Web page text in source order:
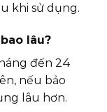
khi sử dụng.
lâu?
đến 24
nếu bảo
lâu hơn.